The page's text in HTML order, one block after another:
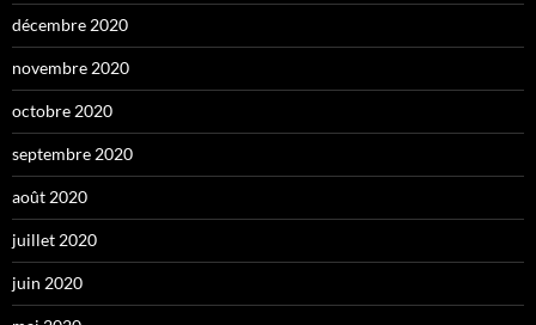
décembre 2020
novembre 2020
octobre 2020
septembre 2020
août 2020
juillet 2020
juin 2020